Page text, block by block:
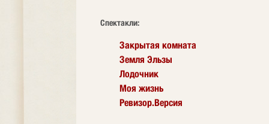
Cпектакли:
Закрытая комната
Земля Эльзы
Лодочник
Моя жизнь
Ревизор.Версия